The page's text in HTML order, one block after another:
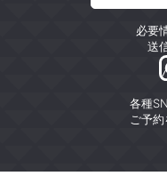
各種
ご予
必要
送